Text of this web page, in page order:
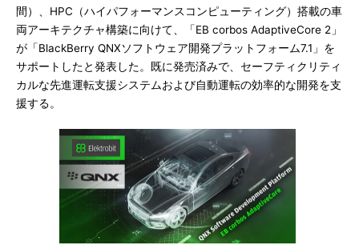
間）、HPC（ハイパフォーマンスコンピューティング）搭載の車
両アーキテクチャ構築に向けて、「EB corbos AdaptiveCore 2」
が「BlackBerry QNXソフトウェア開発プラットフォーム7.1」を
サポートしたと発表した。既に発売済みで、セーフティクリティ
カルな先進運転支援システムおよび自動運転の効率的な開発を支
援する。